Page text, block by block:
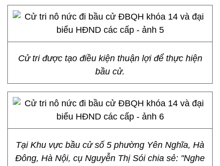
Cử tri được tạo điều kiện thuận lợi để thực hiện
bầu cử.
Tại Khu vực bầu cử số 5 phường Yên Nghĩa, Hà
Đông, Hà Nội, cụ Nguyễn Thị Sói chia sẻ: "Nghe